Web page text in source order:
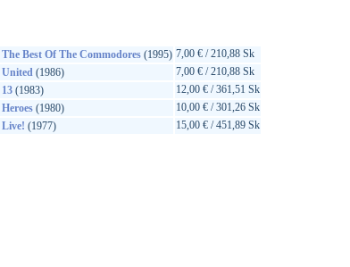
Best Of The Commodores(1995) 7,00 € / 210,88 Sk
United(1986)
7,00 € / 210,88 Sk
(1983)
12,00 € / 361,51 Sk
(1980)
10,00 € / 301,26 Sk
Live! (1977) 15,00 € / 451,89 Sk